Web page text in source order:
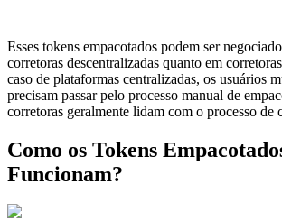
Esses tokens empacotados podem ser
corretoras descentralizadas quanto em
caso de plataformas centralizadas, os usuários
precisam passar pelo processo manual de
corretoras geralmente lidam com o processo de
Como os Tokens
Funcionam?